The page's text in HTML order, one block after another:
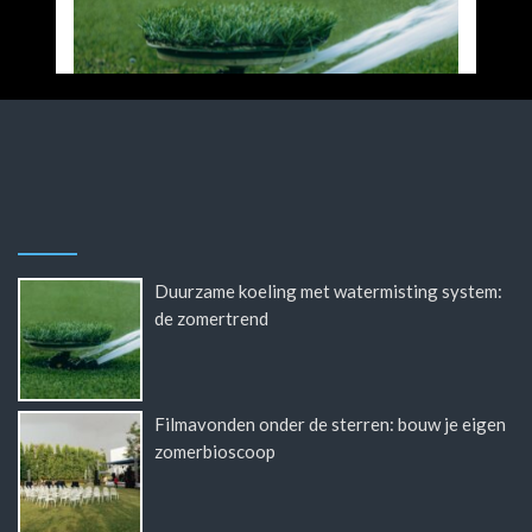
Duurzame koeling met watermisting system:
de zomertrend
Filmavonden onder de sterren: bouw je eigen
zomerbioscoop